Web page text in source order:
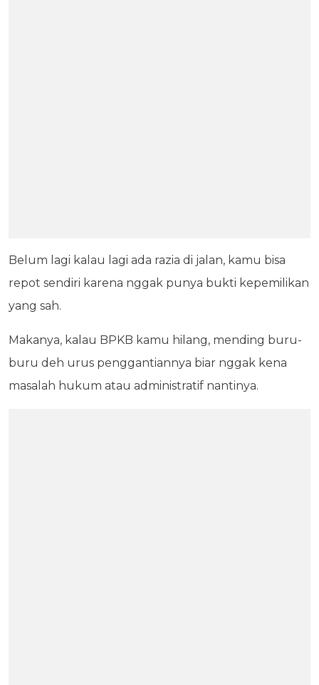
Belum lagi kalau lagi ada razia di jalan, kamu bisa
repot sendiri karena nggak punya bukti kepemilikan
yang sah.
Makanya, kalau BPKB kamu hilang, mending buru-
buru deh urus penggantiannya biar nggak kena
masalah hukum atau administratif nantinya.